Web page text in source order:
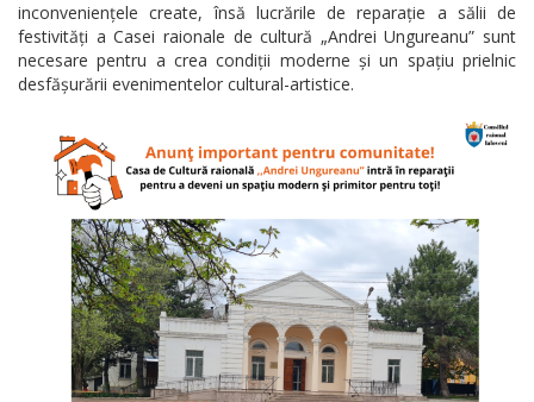
inconveniențele create, însă lucrările de reparație a sălii de
festivități a Casei raionale de cultură „Andrei Ungureanu” sunt
necesare pentru a crea condiții moderne și un spațiu prielnic
desfășurării evenimentelor cultural-artistice.